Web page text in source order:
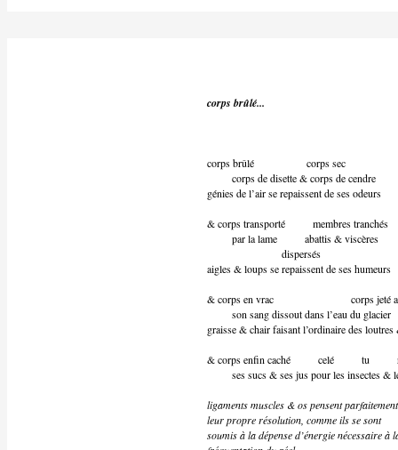
corps brûlé...
corps brûlé corps sec
corps de disette & corps de cendre
génies de l’air se repaissent de ses odeurs
& corps transporté membres tranchés
par la lame abattis & viscères
dispersés
aigles & loups se repaissent de ses humeurs
& corps en vrac corps jeté au
son sang dissout dans l’eau du glacier
graisse & chair faisant l’ordinaire des loutres
& corps enfin caché celé tu
ses sucs & ses jus pour les insectes &
ligaments muscles & os pensent parfaitement
leur propre résolution, comme ils se sont
soumis à la dépense d’énergie nécessaire à